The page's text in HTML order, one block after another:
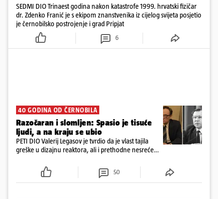
SEDMI DIO Trinaest godina nakon katastrofe 1999. hrvatski fizičar
dr. Zdenko Franić je s ekipom znanstvenika iz cijelog svijeta posjetio
je černobilsko postrojenje i grad Pripjat
6
40 GODINA OD ČERNOBILA
Razočaran i slomljen: Spasio je tisuće
ljudi, a na kraju se ubio
PETI DIO Valerij Legasov je tvrdio da je vlast tajila
greške u dizajnu reaktora, ali i prethodne nesreće u
černobilske katastrofe objesio se
50